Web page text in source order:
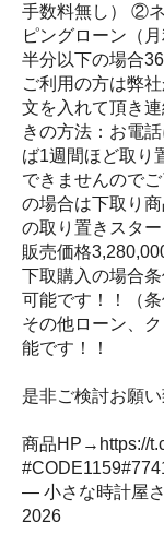
手数料無し） ②
ピングローン（
半分以下の場合
ご利用の方は弊
文を入れて頂き
きの方法：お電
ば1週間ほど取り
できませんので
の場合は下取り
の取り置きスター
販売価格
下取購入の場合
可能です！！（条
その他ローン、
能です！！
是非ご検討お願い
商品HP→ https://
#CODE1159
— 小さな時計屋
2026